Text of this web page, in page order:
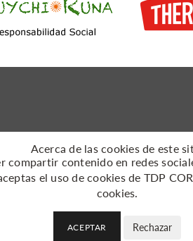
Acerca de las cookies de este
contenido en redes
el uso de cookies de TDP
cookies.
ACEPTAR Rechazar